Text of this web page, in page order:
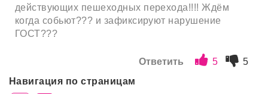
действующих пешеходных перехода!!!! Ждём
когда собьют??? и зафиксируют нарушение
ГОСТ???
Ответить 5
5
Навигация по страницам